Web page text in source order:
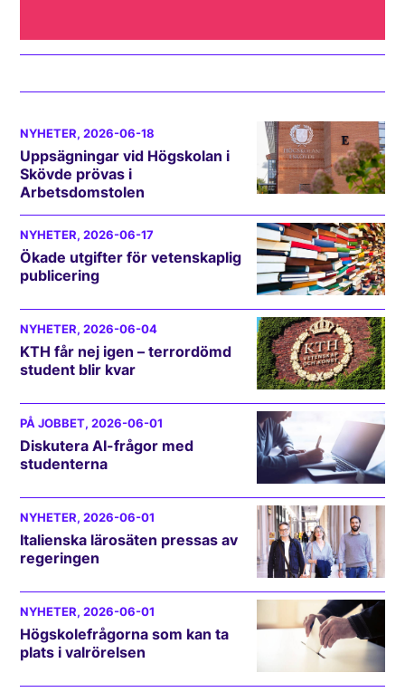
NYHETER, 2026-06-18
Uppsägningar vid Högskolan i
Skövde prövas i
Arbetsdomstolen
NYHETER, 2026-06-17
Ökade utgifter för vetenskaplig
publicering
NYHETER, 2026-06-04
KTH får nej igen – terrordömd
student blir kvar
PÅ JOBBET, 2026-06-01
Diskutera AI-frågor med
studenterna
NYHETER, 2026-06-01
Italienska lärosäten pressas av
regeringen
NYHETER, 2026-06-01
Högskolefrågorna som kan ta
plats i valrörelsen